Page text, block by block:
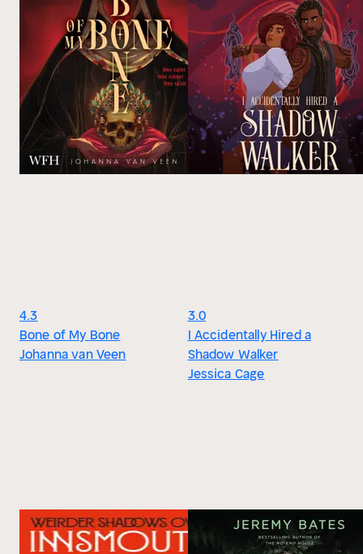
4.3
Bone of My Bone
Johanna van Veen
3.0
I Accidentally Hired a
Shadow Walker
Jessica Cage